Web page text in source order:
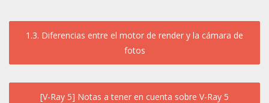
Tienda
1.3. Diferencias entre el motor de render y la cámara de
fotos
[V-Ray 5] Notas a tener en cuenta sobre V-Ray 5